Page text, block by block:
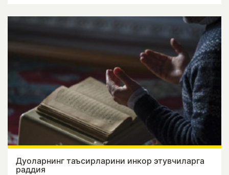
Дуоларнинг таъсирларини инкор этувчиларга
раддия